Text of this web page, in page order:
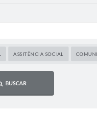
ASSITÊNCIA SOCIAL
BUSCAR